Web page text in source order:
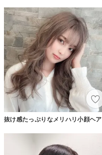
抜け感たっぷりなメリハリ小顔ヘア